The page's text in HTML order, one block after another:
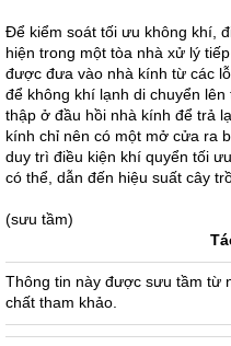
Để kiểm soát tối ưu không khí,
hiện trong một tòa nhà xử lý
được đưa vào nhà kính từ các
để không khí lạnh di chuyển
thập ở đầu hồi nhà kính để trả
kính chỉ nên có một mở cửa ra
duy trì điều kiện khí quyển tối
có thể, dẫn đến hiệu suất cây
(sưu tầm)
Thông tin này được sưu tầm từ
chất tham khảo.